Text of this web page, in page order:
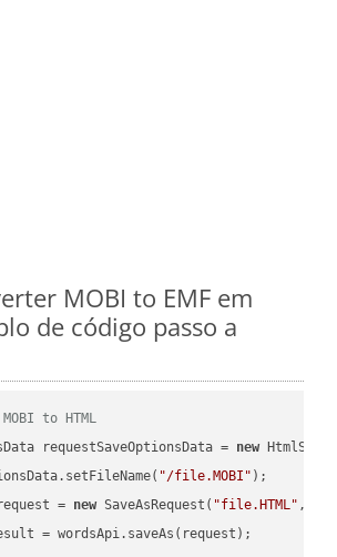
MOBI to EMF em
de código passo a
to HTML
requestSaveOptionsData = new
"/file.MOBI" );
= new SaveAsRequest( "file.HTML"
= wordsApi.saveAs(request);